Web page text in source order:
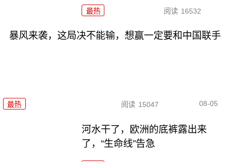
最热 阅读 16532
暴风来袭，这局决不能输，想赢一定要和中国联手
最热 阅读 15047 08-05
河水干了，欧洲的底裤露出来
了，“生命线”告急